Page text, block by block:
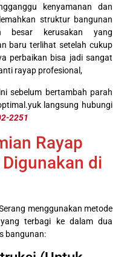
kenyamanan dan
struktur bangunan
besar kerusakan yang
baru terlihat setelah cukup
perbaikan bisa jadi sangat
rayap profesional,
sebelum bertambah parah
langsung hubungi
2251
Rayap
di
menggunakan metode
terbagi ke dalam dua
bangunan: